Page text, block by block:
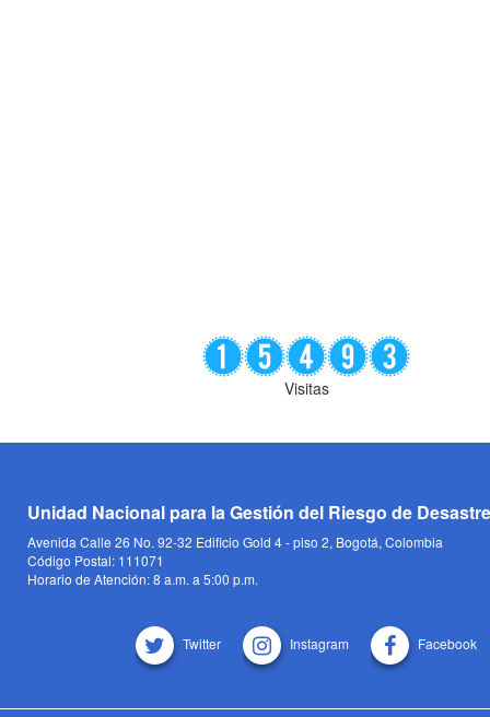
Visitas
Unidad Nacional para la Gestión del Riesgo de
Avenida Calle 26 No. 92-32 Edificio Gold 4 - piso 2, Bogotá, Colombia
Código Postal: 111071
Horario de Atención: 8 a.m. a 5:00 p.m.
Twitter Instagram Facebook